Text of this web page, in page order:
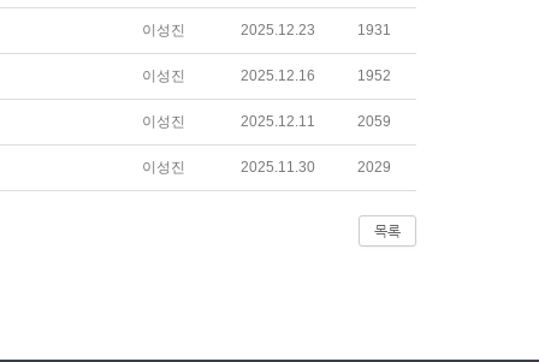
이성진 2025.12.23 1931
이성진 2025.12.16 1952
이성진 2025.12.11 2059
이성진 2025.11.30 2029
목록